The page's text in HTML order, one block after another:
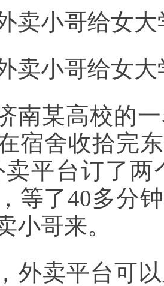
南某高校的
宿舍收拾完
平台订了
等了40多分
小哥来。
外卖平台可